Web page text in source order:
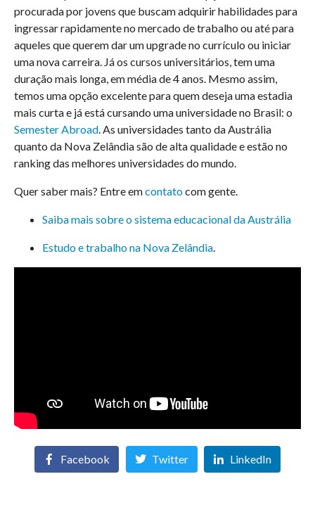
procurada por jovens que buscam adquirir habilidades para
ingressar rapidamente no mercado de trabalho ou até para
aqueles que querem dar um upgrade no currículo ou iniciar
uma nova carreira. Já os cursos universitários, tem uma
duração mais longa, em média de 4 anos. Mesmo assim,
temos uma opção excelente para quem deseja uma estadia
mais curta e já está cursando uma universidade no Brasil: o
Semester Abroad. As universidades tanto da Austrália
quanto da Nova Zelândia são de alta qualidade e estão no
ranking das melhores universidades do mundo.
Quer saber mais? Entre emcontatocom gente.
Saiba mais sobre o sistema educacional da Austrália
Estudo e trabalho na Nova Zelândia.
Facebook Twitter LinkedIn